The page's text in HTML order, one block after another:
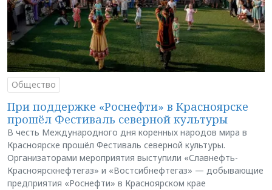
Общество
При поддержке «Роснефти» в Красноярске
прошёл Фестиваль северной культуры
В честь Международного дня коренных народов мира в
Красноярске прошёл Фестиваль северной культуры.
Организаторами мероприятия выступили «Славнефть-
Красноярскнефтегаз» и «Востсибнефтегаз» — добывающие
предприятия «Роснефти» в Красноярском крае